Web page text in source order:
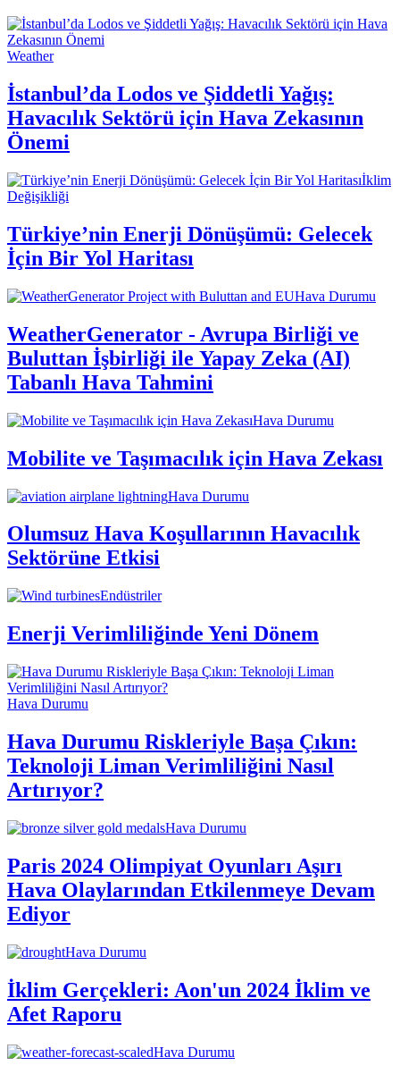
Weather
İstanbul’da Lodos ve Şiddetli Yağış:
Havacılık Sektörü için Hava Zekasının
Önemi
İklim
Değişikliği
Türkiye’nin Enerji Dönüşümü: Gelecek
İçin Bir Yol Haritası
Hava Durumu
WeatherGenerator - Avrupa Birliği ve
Buluttan İşbirliği ile Yapay Zeka (AI)
Tabanlı Hava Tahmini
Hava Durumu
Mobilite ve Taşımacılık için Hava Zekası
Hava Durumu
Olumsuz Hava Koşullarının Havacılık
Sektörüne Etkisi
Endüstriler
Enerji Verimliliğinde Yeni Dönem
Hava Durumu
Hava Durumu Riskleriyle Başa Çıkın:
Teknoloji Liman Verimliliğini Nasıl
Artırıyor?
Hava Durumu
Paris 2024 Olimpiyat Oyunları Aşırı
Hava Olaylarından Etkilenmeye Devam
Ediyor
Hava Durumu
İklim Gerçekleri: Aon'un 2024 İklim ve
Afet Raporu
Hava Durumu